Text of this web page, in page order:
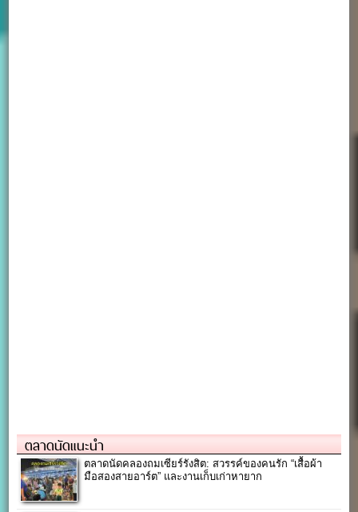
ตลาดนัดแนะนำ
ตลาดนัดคลองถมเซียร์รังสิต: สวรรค์ของคนรัก “เสื้อผ้า
มือสองสายอาร์ต” และงานเก็บเก่าหายาก